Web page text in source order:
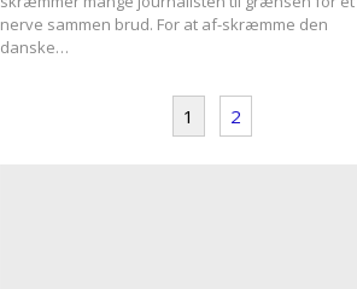
nerve sammen brud. For at af-skræmme den
danske…
1 2